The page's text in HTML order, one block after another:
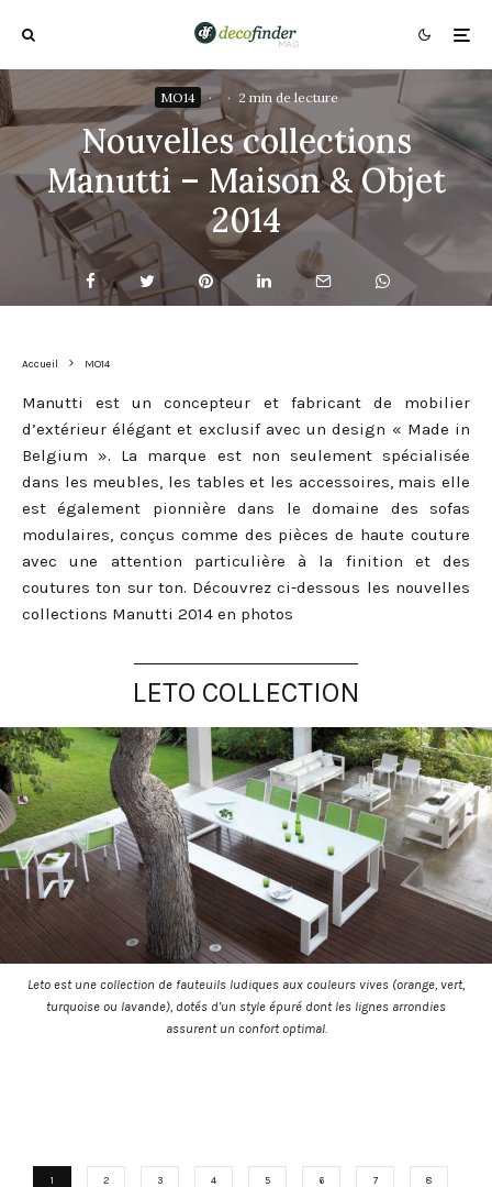
MO14 · · 2 min de lecture
Nouvelles collections
Manutti – Maison & Objet
2014
Accueil MO14
Manutti est un concepteur et fabricant de mobilier
d’extérieur élégant et exclusif avec un design « Made in
Belgium ». La marque est non seulement spécialisée
dans les meubles, les tables et les accessoires, mais elle
est également pionnière dans le domaine des sofas
modulaires, conçus comme des pièces de haute couture
avec une attention particulière à la finition et des
coutures ton sur ton. Découvrez ci-dessous les nouvelles
collections Manutti 2014 en photos
LETO COLLECTION
Leto est une collection de fauteuils ludiques aux couleurs vives (orange, vert,
turquoise ou lavande), dotés d’un style épuré dont les lignes arrondies
assurent un confort optimal.
1 2 3 4 5 6 7 8